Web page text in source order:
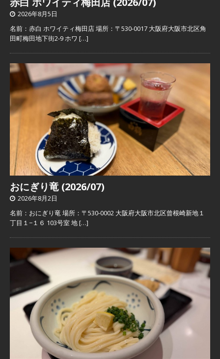
2026年8月5日
名前：赤白 ホワイティ梅田店 場所：〒530-0017 大阪府大阪市北区角
田町梅田地下街2-9 ホワ […]
おにぎり竜 (2026/07)
2026年8月2日
名前：おにぎり竜 場所：〒530-0002 大阪府大阪市北区曾根崎新地１
丁目１−１６ 103号室 地[…]